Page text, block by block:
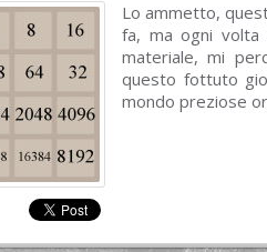
Lo ammetto,
fa, ma ogni volta
materiale, mi
questo fottuto
mondo preziose